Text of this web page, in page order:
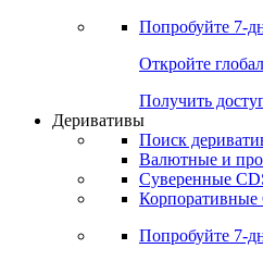
Попробуйте 7-
Откройте
Получить
Деривативы
Поиск
Валютные и
Суверенные
Корпоративные
Попробуйте 7-